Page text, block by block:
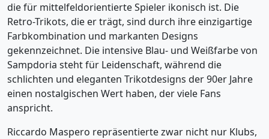
die für mittelfeldorientierte Spieler ikonisch ist. Die
Retro-Trikots, die er trägt, sind durch ihre einzigartige
Farbkombination und markanten Designs
gekennzeichnet. Die intensive Blau- und Weißfarbe von
Sampdoria steht für Leidenschaft, während die
schlichten und eleganten Trikotdesigns der 90er Jahre
einen nostalgischen Wert haben, der viele Fans
anspricht.
Riccardo Maspero repräsentierte zwar nicht nur Klubs,